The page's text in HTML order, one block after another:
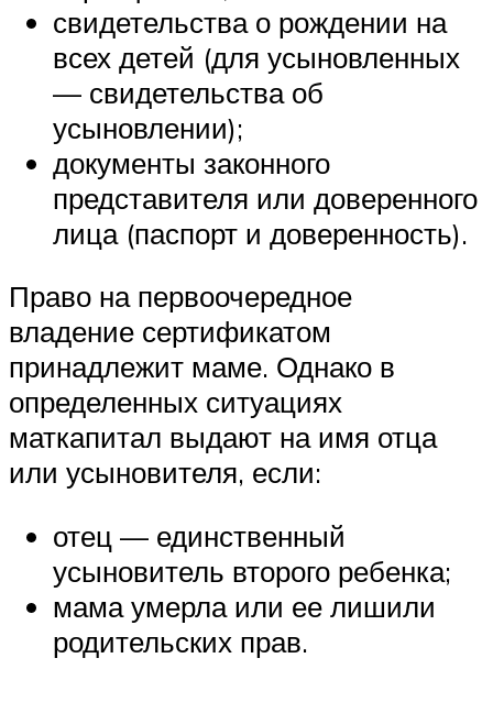
свидетельства о рождении на
всех детей (для усыновленных
— свидетельства об
усыновлении);
документы законного
представителя или доверенного
лица (паспорт и доверенность).
Право на первоочередное
владение сертификатом
принадлежит маме. Однако в
определенных ситуациях
маткапитал выдают на имя отца
или усыновителя, если:
отец — единственный
усыновитель второго ребенка;
мама умерла или ее лишили
родительских прав.